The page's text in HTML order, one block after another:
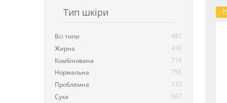
Тип шкіри
Всі типи
481
Жирна
439
Комбінована
716
Нормальна
756
Проблемна
133
Суха
667
-